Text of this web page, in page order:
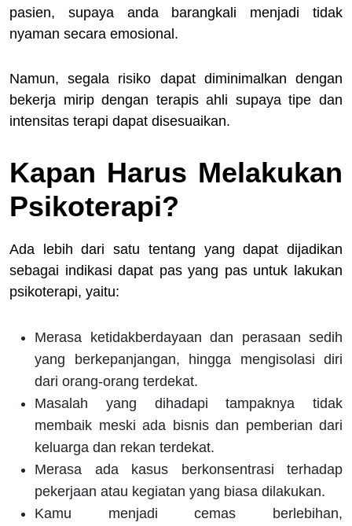
pasien, supaya anda barangkali menjadi tidak
nyaman secara emosional.
Namun, segala risiko dapat diminimalkan dengan
bekerja mirip dengan terapis ahli supaya tipe dan
intensitas terapi dapat disesuaikan.
Kapan Harus Melakukan
Psikoterapi?
Ada lebih dari satu tentang yang dapat dijadikan
sebagai indikasi dapat pas yang pas untuk lakukan
psikoterapi, yaitu:
Merasa ketidakberdayaan dan perasaan sedih
yang berkepanjangan, hingga mengisolasi diri
dari orang-orang terdekat.
Masalah yang dihadapi tampaknya tidak
membaik meski ada bisnis dan pemberian dari
keluarga dan rekan terdekat.
Merasa ada kasus berkonsentrasi terhadap
pekerjaan atau kegiatan yang biasa dilakukan.
Kamu menjadi cemas berlebihan,